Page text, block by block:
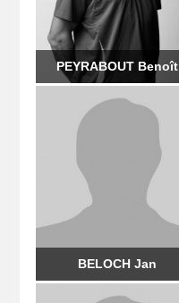
PEYRABOUT Benoît
BELOCH Jan